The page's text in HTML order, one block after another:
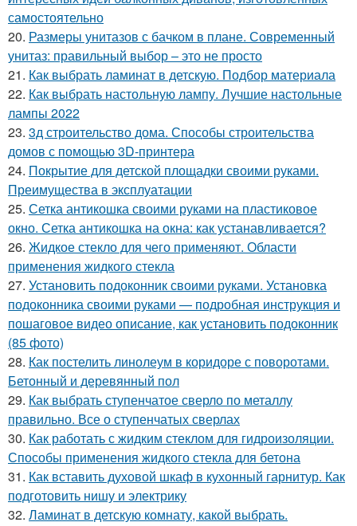
самостоятельно
20. Размеры унитазов с бачком в плане. Современный
унитаз: правильный выбор – это не просто
21. Как выбрать ламинат в детскую. Подбор материала
22. Как выбрать настольную лампу. Лучшие настольные
лампы 2022
23. 3д строительство дома. Способы строительства
домов с помощью 3D-принтера
24. Покрытие для детской площадки своими руками.
Преимущества в эксплуатации
25. Сетка антикошка своими руками на пластиковое
окно. Сетка антикошка на окна: как устанавливается?
26. Жидкое стекло для чего применяют. Области
применения жидкого стекла
27. Установить подоконник своими руками. Установка
подоконника своими руками — подробная инструкция и
пошаговое видео описание, как установить подоконник
(85 фото)
28. Как постелить линолеум в коридоре с поворотами.
Бетонный и деревянный пол
29. Как выбрать ступенчатое сверло по металлу
правильно. Все о ступенчатых сверлах
30. Как работать с жидким стеклом для гидроизоляции.
Способы применения жидкого стекла для бетона
31. Как вставить духовой шкаф в кухонный гарнитур. Как
подготовить нишу и электрику
32. Ламинат в детскую комнату, какой выбрать.